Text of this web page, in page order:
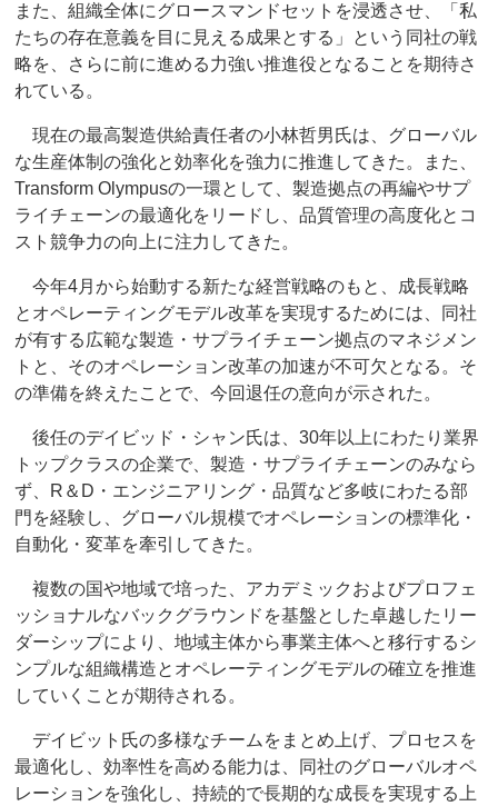
また、組織全体にグロースマンドセットを浸透させ、「私
たちの存在意義を目に見える成果とする」という同社の戦
略を、さらに前に進める力強い推進役となることを期待さ
れている。
現在の最高製造供給責任者の小林哲男氏は、グローバル
な生産体制の強化と効率化を強力に推進してきた。また、
Transform Olympusの一環として、製造拠点の再編やサプ
ライチェーンの最適化をリードし、品質管理の高度化とコ
スト競争力の向上に注力してきた。
今年4月から始動する新たな経営戦略のもと、成長戦略
とオペレーティングモデル改革を実現するためには、同社
が有する広範な製造・サプライチェーン拠点のマネジメン
トと、そのオペレーション改革の加速が不可欠となる。そ
の準備を終えたことで、今回退任の意向が示された。
後任のデイビッド・シャン氏は、30年以上にわたり業界
トップクラスの企業で、製造・サプライチェーンのみなら
ず、R＆D・エンジニアリング・品質など多岐にわたる部
門を経験し、グローバル規模でオペレーションの標準化・
自動化・変革を牽引してきた。
複数の国や地域で培った、アカデミックおよびプロフェ
ッショナルなバックグラウンドを基盤とした卓越したリー
ダーシップにより、地域主体から事業主体へと移行するシ
ンプルな組織構造とオペレーティングモデルの確立を推進
していくことが期待される。
デイビット氏の多様なチームをまとめ上げ、プロセスを
最適化し、効率性を高める能力は、同社のグローバルオペ
レーションを強化し、持続的で長期的な成長を実現する上